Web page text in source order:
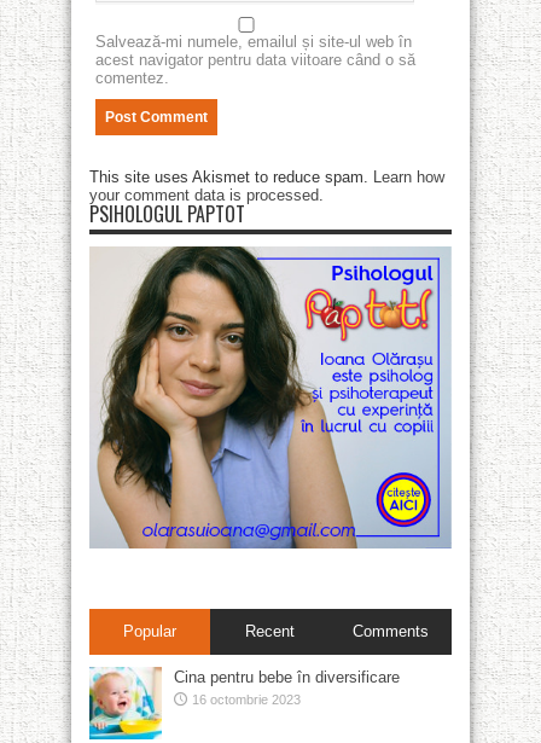
Salvează-mi numele, emailul și site-ul web în
acest navigator pentru data viitoare când o să
comentez.
This site uses Akismet to reduce spam. Learn how
your comment data is processed.
PSIHOLOGUL PAPTOT
Popular Recent Comments
Cina pentru bebe în diversificare
16 octombrie 2023